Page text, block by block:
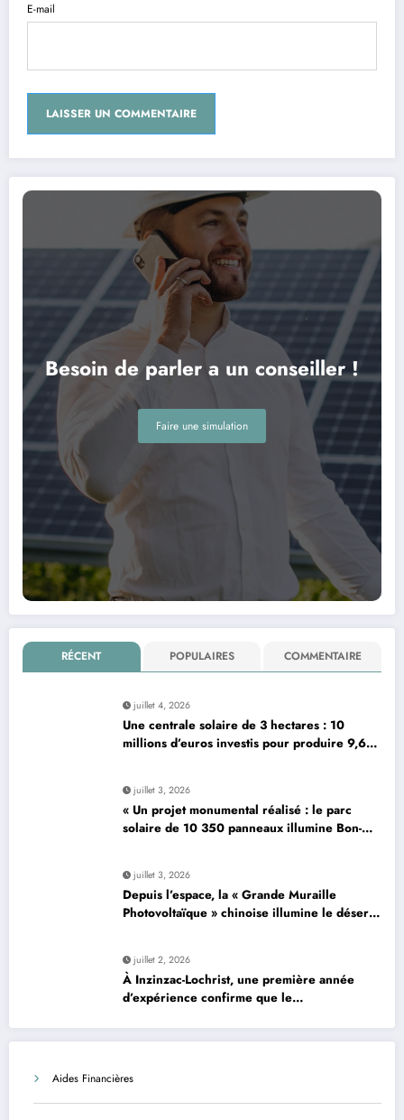
E-mail
Besoin de parler a un conseiller !
Faire une simulation
RÉCENT POPULAIRES COMMENTAIRE
juillet 4, 2026
Une centrale solaire de 3 hectares : 10
millions d’euros investis pour produire 9,6
juillet 3, 2026
« Un projet monumental réalisé : le parc
solaire de 10 350 panneaux illumine Bon-…
juillet 3, 2026
Depuis l’espace, la « Grande Muraille
Photovoltaïque » chinoise illumine le désert
juillet 2, 2026
À Inzinzac-Lochrist, une première année
d’expérience confirme que le
Aides Financières